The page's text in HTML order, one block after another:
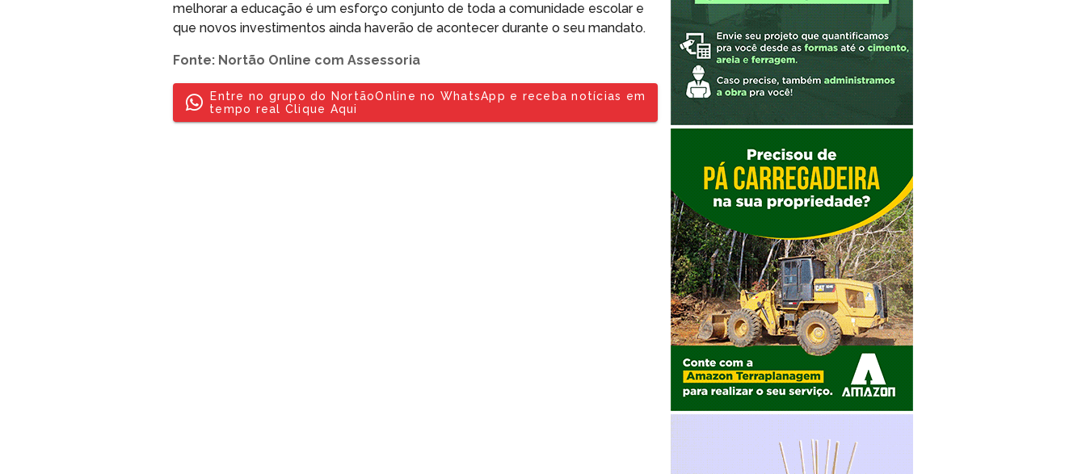
melhorar a educação é um esforço conjunto de toda a comunidade escolar e
que novos investimentos ainda haverão de acontecer durante o seu mandato.
Fonte: Nortão Online com Assessoria
Entre no grupo do NortãoOnline no WhatsApp e receba notícias em
tempo real Clique Aqui